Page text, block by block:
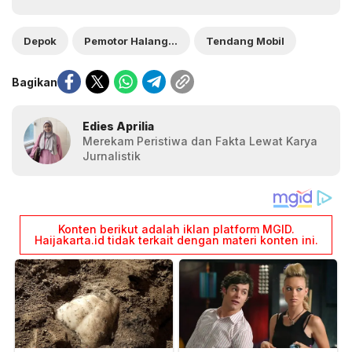
Depok Pemotor Halangi Ambulan Tendang Mobil
Bagikan
Edies Aprilia
Merekam Peristiwa dan Fakta Lewat Karya
Jurnalistik